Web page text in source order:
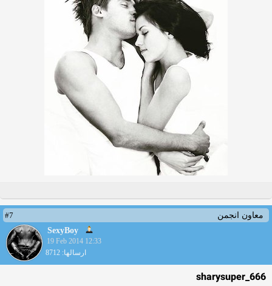
معاون انجمن
#7
SexyBoy
19 Feb 2014 12:33
ارسالها: 8712
sharysuper_666